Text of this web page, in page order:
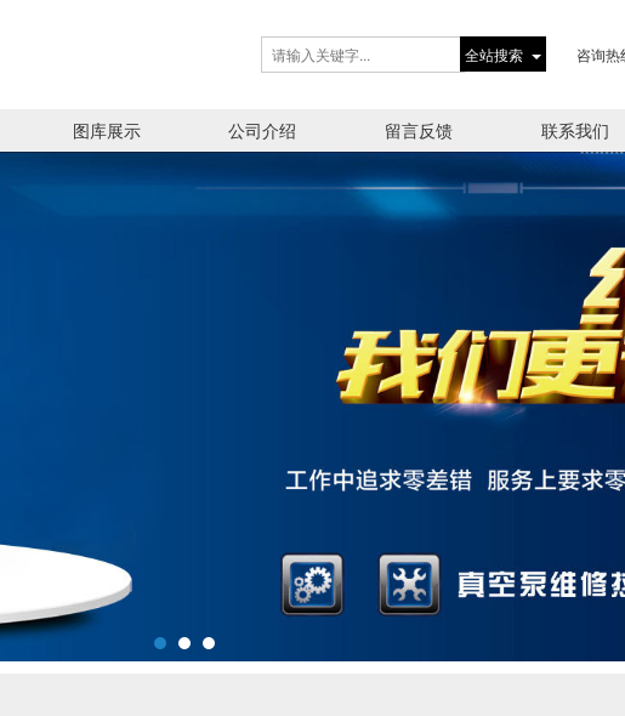
咨询热
全站搜索
图库展示 公司介绍 留言反馈 联系我们